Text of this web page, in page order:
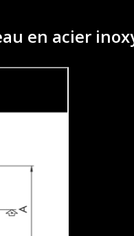
en acier